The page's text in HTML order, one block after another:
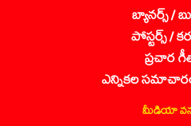
బ్యానర్స్ /
పోస్టర్స్ /
ప్రచార
ఎన్నికల
మీడియా